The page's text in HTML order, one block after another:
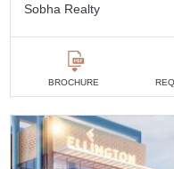
Sobha Realty
BROCHURE